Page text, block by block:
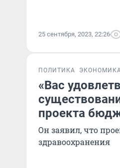
25 сентября, 2023, 22:26
ПОЛИТИКА
«Вас
проекта
Он заявил, что
здравоохранения